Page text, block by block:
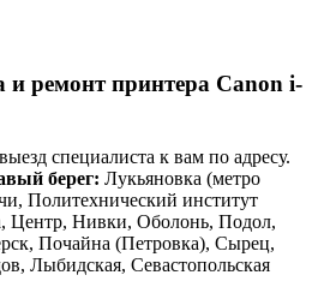
и ремонт принтера Canon i-
специалиста к вам по адресу.
берег: Лукьяновка (метро
Политехнический институт
Нивки, Оболонь, Подол,
Почайна (Петровка), Сырец,
Лыбидская, Севастопольская